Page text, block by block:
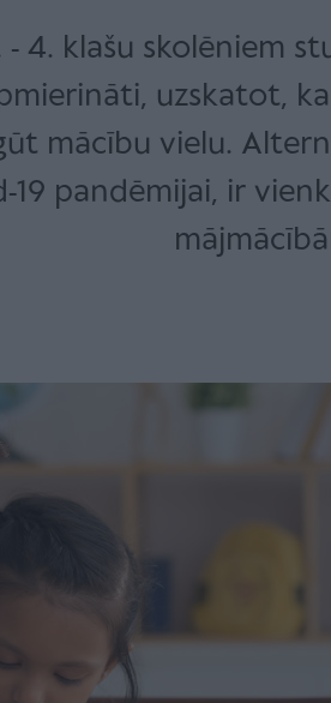
4. klašu skolēniem
uzskatot,
mācību vielu.
19 pandēmijai, ir